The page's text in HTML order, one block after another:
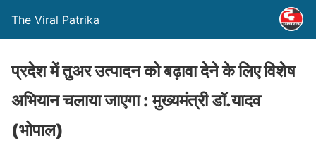
The Viral Patrika
प्रदेश में तुअर उत्पादन को बढ़ावा देने के लिए विशेष
अभियान चलाया जाएगा : मुख्यमंत्री डॉ.यादव
(भोपाल)